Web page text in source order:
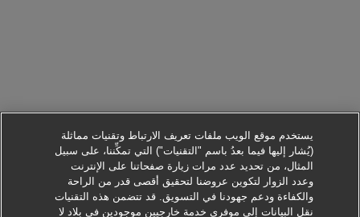
يستخدم موقع الويب ملفات تعريف الارتباط وتقنيات مماثلة
(يُشار إليها فيما بعدُ باسم "التقنيات") التي تمكِّننا، على سبيل
المثال، من تحديد عدد مرات زيارة صفحاتنا على الإنترنت
وعدد الزوار لتكوين عروضنا لتحقيق أقصى قدر من الراحة
والكفاءة ودعم جهودنا في التسويق. قد تتضمن هذه التقنيات
نقل البيانات إلى موفري خدمة خارجيين موجودين في بلاد لا